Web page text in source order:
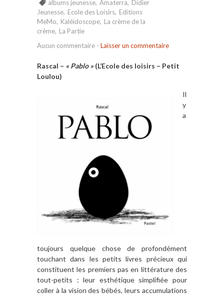
albums jeunesse, Amaterra, Didier
Jeunesse, Ecole des Loisirs, Editions
MeMo, Kaléidoscope, La crème de la
crème, La Partie
Aucun commentaire - Laisser un commentaire
Rascal – « Pablo » (L’Ecole des loisirs – Petit
Loulou)
Il
y
a
toujours quelque chose de profondément
touchant dans les petits livres précieux qui
constituent les premiers pas en littérature des
tout-petits : leur esthétique simplifiée pour
coller à la vision des bébés, leurs accumulations